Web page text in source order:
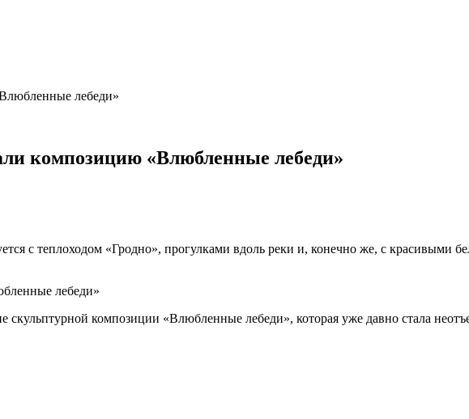
лебеди»
композицию «Влюбленные лебеди»
с теплоходом «Гродно», прогулками вдоль реки и, конечно же, с красивыми
композиции «Влюбленные лебеди», которая уже давно стала